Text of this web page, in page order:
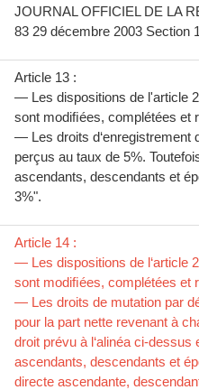
JOURNAL OFFICIEL DE LA
83 29 décembre 2003 Section
Article 13 :
— Les dispositions de l'article
sont modiﬁées, complétées et
— Les droits d‘enregistrement
perçus au taux de 5%.
ascendants, descendants et
3%".
Article 14 :
— Les dispositions de l‘article
sont modiﬁées, complétées
— Les droits de mutation par
pour la part nette revenant à
droit prévu à l‘alinéa ci-dessus
ascendants, descendants et
directe ascendante,